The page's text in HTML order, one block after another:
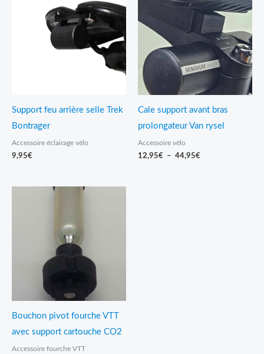
Support feu arrière selle Trek
Bontrager
Accessoire éclairage vélo
9,95€
Cale support avant bras
prolongateur Van rysel
Accessoire vélo
12,95€ – 44,95€
prix :
12,95€
à
44,95€
Bouchon pivot fourche VTT
avec support cartouche CO2
Accessoire fourche VTT